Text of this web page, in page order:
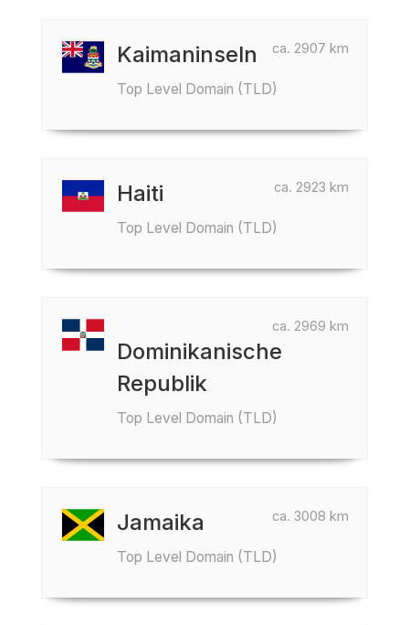
ca. 2907 km
Kaimaninseln
Top Level Domain (TLD)
ca. 2923 km
Haiti
Top Level Domain (TLD)
ca. 2969 km
Dominikanische
Republik
Top Level Domain (TLD)
ca. 3008 km
Jamaika
Top Level Domain (TLD)